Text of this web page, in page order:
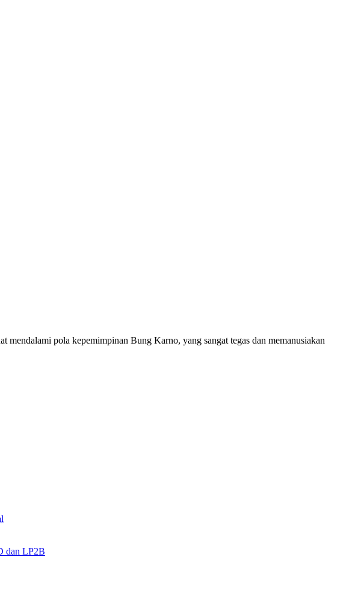
pola kepemimpinan Bung Karno, yang sangat tegas dan memanusiakan
dan LP2B